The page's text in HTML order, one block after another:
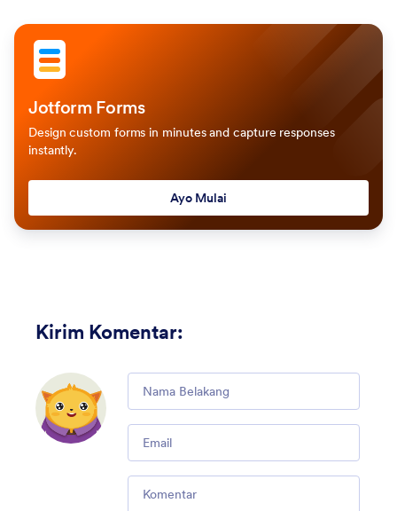
Jotform Forms
Design custom forms in minutes and capture responses
instantly.
Ayo Mulai
Kirim Komentar: